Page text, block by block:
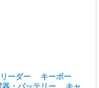
ーダー
キーボー
器・バッテリー
キャ